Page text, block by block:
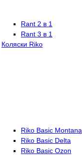
Rant 2 в 1
Rant 3 в 1
Коляски Riko
Riko Basic Montana
Riko Basic Delta
Riko Basic Ozon